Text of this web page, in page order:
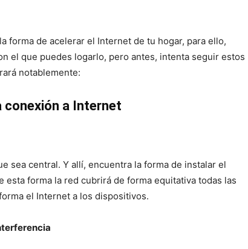
forma de acelerar el Internet de tu hogar, para ello,
el que puedes logarlo, pero antes, intenta seguir estos
notablemente:
conexión a Internet
sea central. Y allí, encuentra la forma de instalar el
esta forma la red cubrirá de forma equitativa todas las
el Internet a los dispositivos.